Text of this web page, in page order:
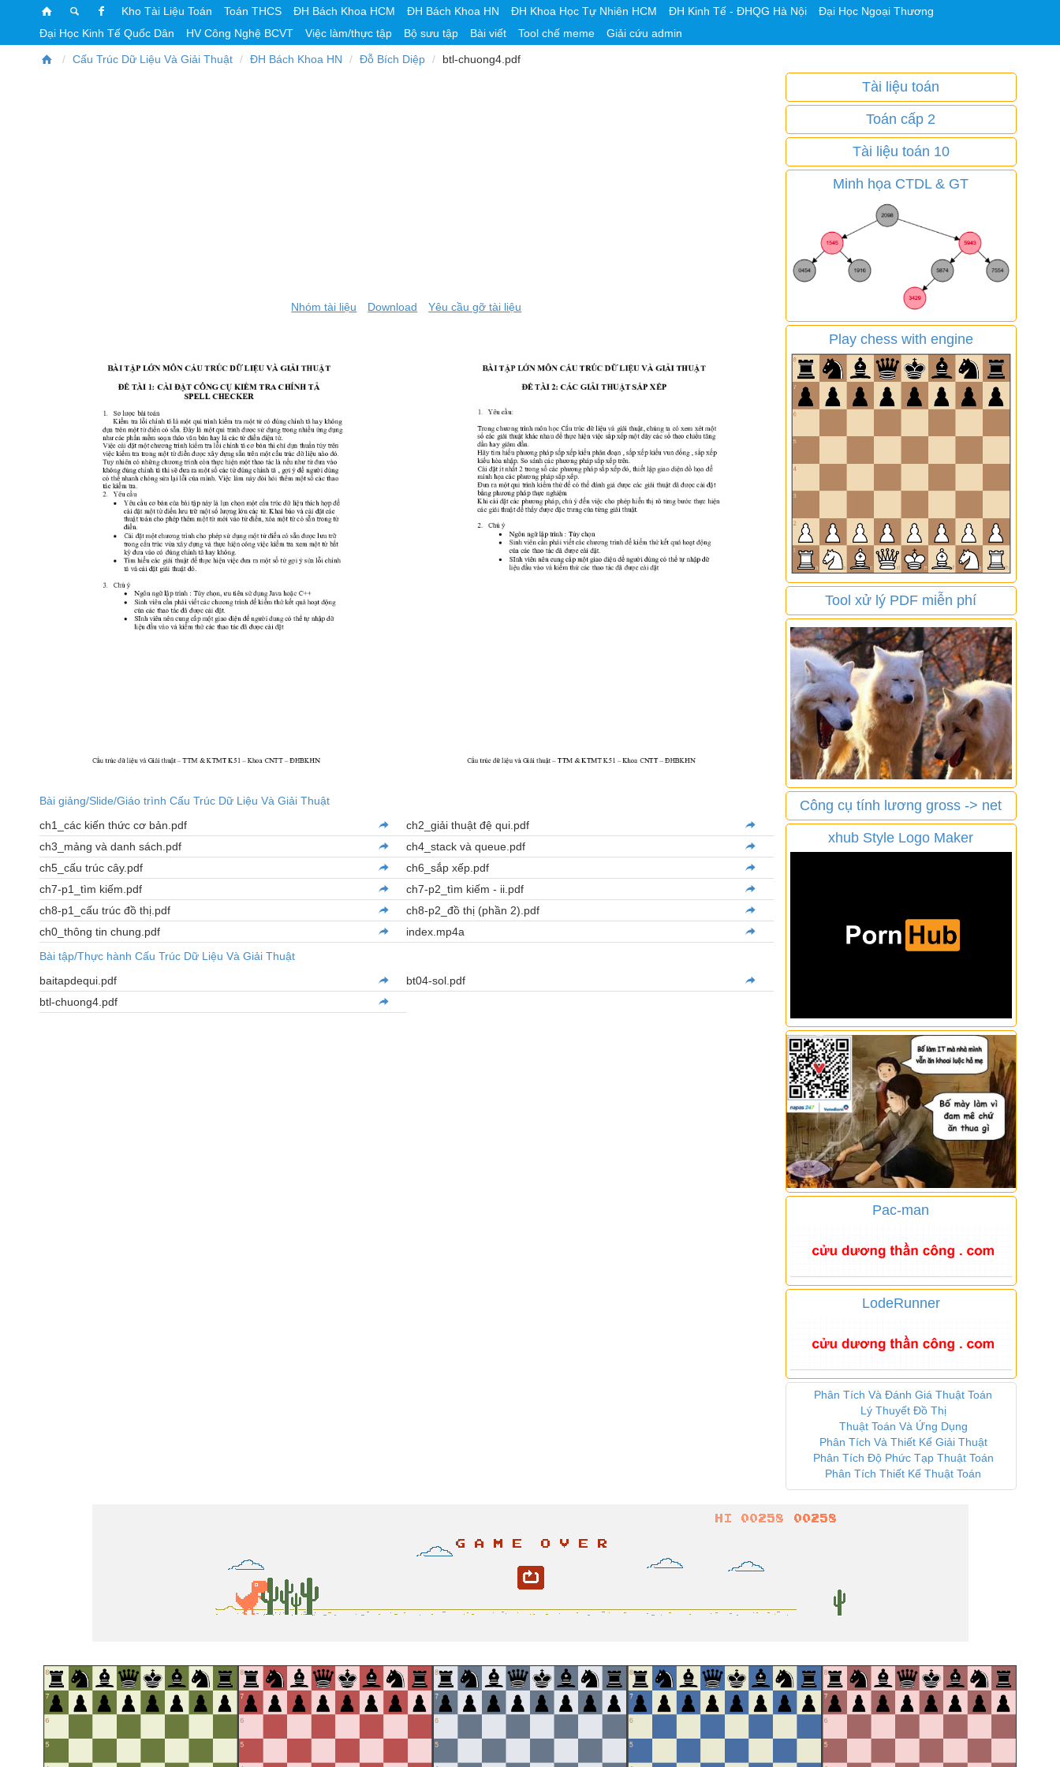
Kho Tài Liệu Toán Toán THCS ĐH Bách Khoa HCM ĐH Bách Khoa HN ĐH Khoa Học Tự Nhiên HCM ĐH Kinh Tế - ĐHQG Hà Nội
Đại Học Ngoại Thương
Đại Học Kinh Tế Quốc Dân
HV Công Nghệ BCVT Việc làm/thực tập Bộ sưu tập Bài viết Tool chế meme Giải cứu admin
Cấu Trúc Dữ Liệu Và Giải Thuật ĐH Bách Khoa HN Đỗ Bích Diệp btl-chuong4.pdf
Nhóm tài liệu Download Yêu cầu gỡ tài liệu
Bài giảng/Slide/Giáo trình Cấu Trúc Dữ Liệu Và Giải Thuật
ch1_các kiến thức cơ bản.pdf
ch2_giải thuật đệ qui.pdf
ch3_mảng và danh sách.pdf
ch4_stack và queue.pdf
ch5_cấu trúc cây.pdf
ch6_sắp xếp.pdf
ch7-p1_tìm kiếm.pdf
ch7-p2_tìm kiếm - ii.pdf
ch8-p1_cấu trúc đồ thị.pdf
ch8-p2_đồ thị (phần 2).pdf
ch0_thông tin chung.pdf
index.mp4a
Bài tập/Thực hành Cấu Trúc Dữ Liệu Và Giải Thuật
baitapdequi.pdf
bt04-sol.pdf
btl-chuong4.pdf
Tài liệu toán
Toán cấp 2
Tài liệu toán 10
Minh họa CTDL & GT
Play chess with engine
Tool xử lý PDF miễn phí
Công cụ tính lương gross -> net
xhub Style Logo Maker
Pac-man
LodeRunner
Phân Tích Và Đánh Giá Thuật Toán
Lý Thuyết Đồ Thị
Thuật Toán Và Ứng Dụng
Phân Tích Và Thiết Kế Giải Thuật
Phân Tích Độ Phức Tạp Thuật Toán
Phân Tích Thiết Kế Thuật Toán